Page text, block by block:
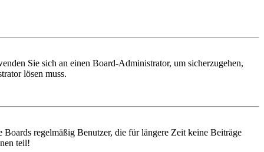
Sie sich an einen Board-Administrator, um sicherzugehen,
lösen muss.
regelmäßig Benutzer, die für längere Zeit keine Beiträge
teil!